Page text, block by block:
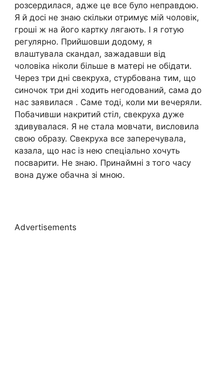
розсердилася, адже це все було неправдою.
Я й досі не знаю скільки отримує мій чоловік,
гроші ж на його картку лягають. І я готую
регулярно. Прийшовши додому, я
влаштувала скандал, зажадавши від
чоловіка ніколи більше в матері не обідати.
Через три дні свекруха, стурбована тим, що
синочок три дні ходить негодований, сама до
нас заявилася . Саме тоді, коли ми вечеряли.
Побачивши накритий стіл, свекруха дуже
здивувалася. Я не стала мовчати, висловила
свою образу. Свекруха все заперечувала,
казала, що нас із нею спеціально хочуть
посварити. Не знаю. Принаймні з того часу
вона дуже обачна зі мною.
Advertisements